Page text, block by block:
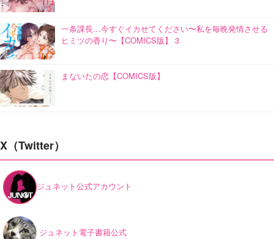
一条課長…今すぐイカせてください〜私を毎晩発情させる
ヒミツの香り〜【COMICS版】 3
まないたの恋【COMICS版】
X（Twitter）
ジュネット公式アカウント
ジュネット電子書籍公式